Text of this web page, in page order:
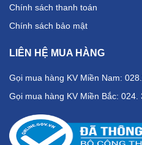
Chính sách thanh toán
Chính sách bảo mật
LIÊN HỆ MUA HÀNG
Gọi mua hàng KV Miền Nam:
Gọi mua hàng KV Miền Bắc: